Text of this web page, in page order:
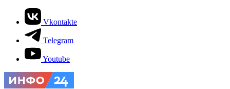
Vkontakte
Telegram
Youtube